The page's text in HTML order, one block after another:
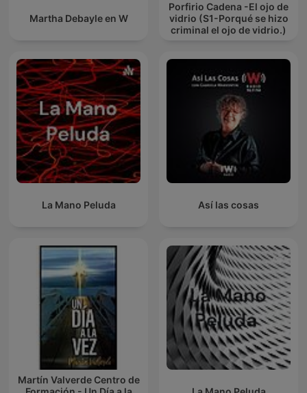
Martha Debayle en W
Porfirio Cadena -El ojo de
vidrio (S1-Porqué se hizo
criminal el ojo de vidrio.)
La Mano Peluda Así las cosas
Martín Valverde Centro de